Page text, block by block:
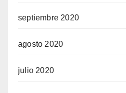
septiembre 2020
agosto 2020
julio 2020